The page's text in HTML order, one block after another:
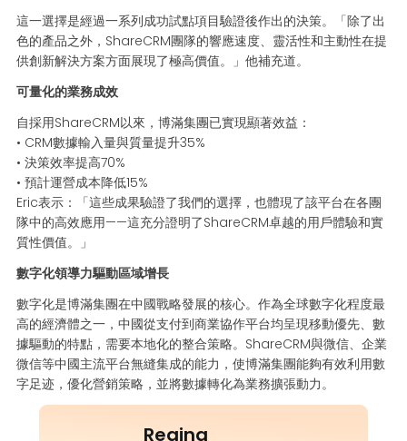
這一選擇是經過一系列成功試點項目驗證後作出的決策。「除了出
色的產品之外，ShareCRM團隊的響應速度、靈活性和主動性在提
供創新解決方案方面展現了極高價值。」他補充道。
可量化的業務成效
自採用ShareCRM以來，博滿集團已實現顯著效益：
• CRM數據輸入量與質量提升35%
• 決策效率提高70%
• 預計運營成本降低15%
Eric表示：「這些成果驗證了我們的選擇，也體現了該平台在各團
隊中的高效應用——這充分證明了ShareCRM卓越的用戶體驗和實
質性價值。」
數字化領導力驅動區域增長
數字化是博滿集團在中國戰略發展的核心。作為全球數字化程度最
高的經濟體之一，中國從支付到商業協作平台均呈現移動優先、數
據驅動的特點，需要本地化的整合策略。ShareCRM與微信、企業
微信等中國主流平台無縫集成的能力，使博滿集團能夠有效利用數
字足迹，優化營銷策略，並將數據轉化為業務擴張動力。
Regina